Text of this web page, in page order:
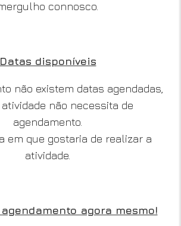
connosco.
Datas disponíveis
não existem datas agendadas,
não necessita de
agendamento.
em que gostaria de realizar a
atividade.
agora mesmo!